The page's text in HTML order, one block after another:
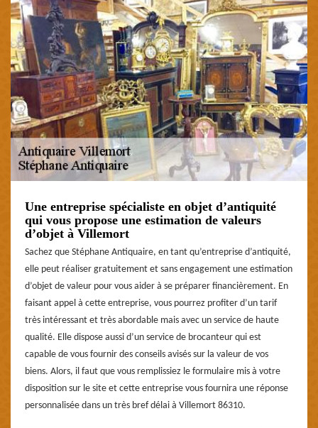
Une entreprise spécialiste en objet d’antiquité
qui vous propose une estimation de valeurs
d’objet à Villemort
Sachez que Stéphane Antiquaire, en tant qu’entreprise d’antiquité,
elle peut réaliser gratuitement et sans engagement une estimation
d’objet de valeur pour vous aider à se préparer financièrement. En
faisant appel à cette entreprise, vous pourrez profiter d’un tarif
très intéressant et très abordable mais avec un service de haute
qualité. Elle dispose aussi d’un service de brocanteur qui est
capable de vous fournir des conseils avisés sur la valeur de vos
biens. Alors, il faut que vous remplissiez le formulaire mis à votre
disposition sur le site et cette entreprise vous fournira une réponse
personnalisée dans un très bref délai à Villemort 86310.